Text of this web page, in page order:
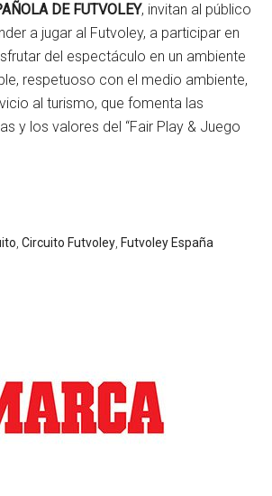
DE FUTVOLEY, invitan al público
a jugar al Futvoley, a participar en
del espectáculo en un ambiente
respetuoso con el medio ambiente,
al turismo, que fomenta las
y los valores del “Fair Play & Juego
,Circuito Futvoley Futvoley España